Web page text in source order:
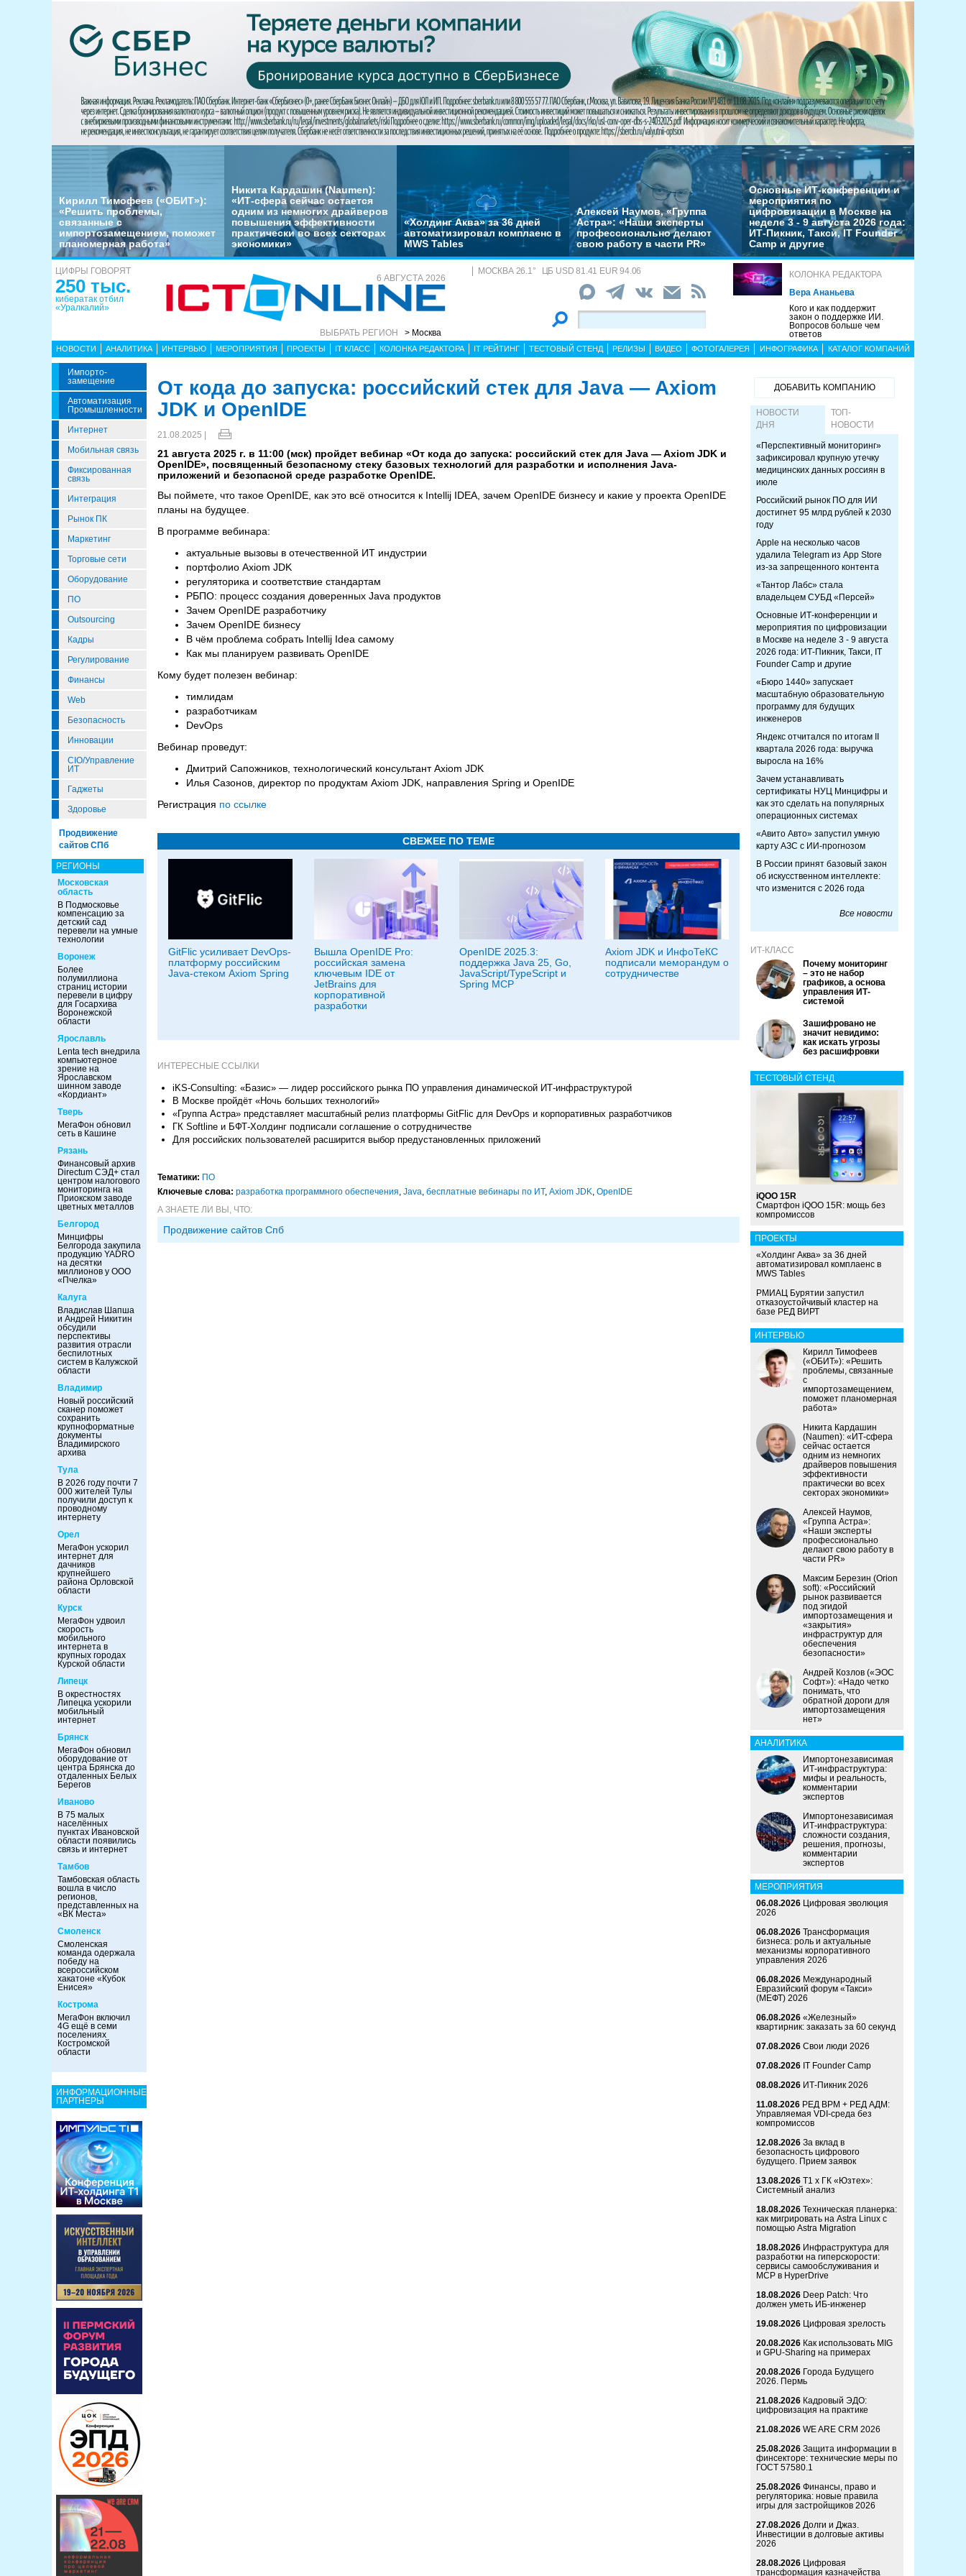
Кирилл Тимофеев («ОБИТ»):
«Решить проблемы,
связанные с
импортозамещением, поможет
планомерная работа»
Никита Кардашин (Naumen):
«ИТ-сфера сейчас остается
одним из немногих драйверов
повышения эффективности
практически во всех секторах
экономики»
«Холдинг Аква» за 36 дней
автоматизировал комплаенс в
MWS Tables
Алексей Наумов, «Группа
Астра»: «Наши эксперты
профессионально делают
свою работу в части PR»
Основные ИТ-конференции и
мероприятия по
цифровизации в Москве на
неделе 3 - 9 августа 2026 года:
ИТ-Пикник, Такси, IT Founder
Camp и другие
ЦИФРЫ ГОВОРЯТ
250 тыс.
кибератак отбил
«Уралкалий»
6 АВГУСТА 2026
ВЫБРАТЬ РЕГИОН > Москва
МОСКВА 26.1° ЦБ USD 81.41 EUR 94.06
КОЛОНКА РЕДАКТОРА
Вера Ананьева
Кого и как поддержит
закон о поддержке ИИ.
Вопросов больше чем
ответов
НОВОСТИ АНАЛИТИКА ИНТЕРВЬЮ МЕРОПРИЯТИЯ ПРОЕКТЫ IT КЛАСС КОЛОНКА РЕДАКТОРА IT РЕЙТИНГ ТЕСТОВЫЙ СТЕНД РЕЛИЗЫ ВИДЕО ФОТОГАЛЕРЕЯ ИНФОГРАФИКА КАТАЛОГ КОМПАНИЙ
Импорто­
Замещение
Автоматизация
Промышленности
Интернет
Мобильная связь
Фиксированная
связь
Интеграция
Рынок ПК
Маркетинг
Торговые сети
Оборудование
ПО
Outsourcing
Кадры
Регулирование
Финансы
Web
Безопасность
Инновации
CIO/Управление
ИТ
Гаджеты
Здоровье
Продвижение
сайтов СПб
РЕГИОНЫ
Московская
область
В Подмосковье
компенсацию за
детский сад
перевели на умные
технологии
Воронеж
Более
полумиллиона
страниц истории
перевели в цифру
для Госархива
Воронежской
области
Ярославль
Lenta tech внедрила
компьютерное
зрение на
Ярославском
шинном заводе
«Кордиант»
Тверь
МегаФон обновил
сеть в Кашине
Рязань
Финансовый архив
Directum СЭД+ стал
центром налогового
мониторинга на
Приокском заводе
цветных металлов
Белгород
Минцифры
Белгорода закупила
продукцию YADRO
на десятки
миллионов у ООО
«Пчелка»
Калуга
Владислав Шапша
и Андрей Никитин
обсудили
перспективы
развития отрасли
беспилотных
систем в Калужской
области
Владимир
Новый российский
сканер поможет
сохранить
крупноформатные
документы
Владимирского
архива
Тула
В 2026 году почти 7
000 жителей Тулы
получили доступ к
проводному
интернету
Орел
МегаФон ускорил
интернет для
дачников
крупнейшего
района Орловской
области
Курск
МегаФон удвоил
скорость
мобильного
интернета в
крупных городах
Курской области
Липецк
В окрестностях
Липецка ускорили
мобильный
интернет
Брянск
МегаФон обновил
оборудование от
центра Брянска до
отдаленных Белых
Берегов
Иваново
В 75 малых
населённых
пунктах Ивановской
области появились
связь и интернет
Тамбов
Тамбовская область
вошла в число
регионов,
представленных на
«ВК Места»
Смоленск
Смоленская
команда одержала
победу на
всероссийском
хакатоне «Кубок
Енисея»
Кострома
МегаФон включил
4G ещё в семи
поселениях
Костромской
области
ИНФОРМАЦИОННЫЕ
ПАРТНЕРЫ
От кода до запуска: российский стек для Java — Axiom
JDK и OpenIDE
21.08.2025 |
21 августа 2025 г. в 11:00 (мск) пройдет вебинар «От кода до запуска: российский стек для Java — Axiom JDK и
OpenIDE», посвященный безопасному стеку базовых технологий для разработки и исполнения Java-
приложений и безопасной среде разработке OpenIDE.
Вы поймете, что такое OpenIDE, как это всё относится к Intellij IDEA, зачем OpenIDE бизнесу и какие у проекта OpenIDE
планы на будущее.
В программе вебинара:
актуальные вызовы в отечественной ИТ индустрии
портфолио Axiom JDK
регуляторика и соответствие стандартам
РБПО: процесс создания доверенных Java продуктов
Зачем OpenIDE разработчику
Зачем OpenIDE бизнесу
В чём проблема собрать Intellij Idea самому
Как мы планируем развивать OpenIDE
Кому будет полезен вебинар:
тимлидам
разработчикам
DevOps
Вебинар проведут:
Дмитрий Сапожников, технологический консультант Axiom JDK
Илья Сазонов, директор по продуктам Axiom JDK, направления Spring и OpenIDE
Регистрация по ссылке
СВЕЖЕЕ ПО ТЕМЕ
GitFlic усиливает DevOps-
платформу российским
Java-стеком Axiom Spring
Вышла OpenIDE Pro:
российская замена
ключевым IDE от
JetBrains для
корпоративной
разработки
OpenIDE 2025.3:
поддержка Java 25, Go,
JavaScript/TypeScript и
Spring MCP
Axiom JDK и ИнфоТеКС
подписали меморандум о
сотрудничестве
ИНТЕРЕСНЫЕ ССЫЛКИ
iKS-Consulting: «Базис» — лидер российского рынка ПО управления динамической ИТ-инфраструктурой
В Москве пройдёт «Ночь больших технологий»
«Группа Астра» представляет масштабный релиз платформы GitFlic для DevOps и корпоративных разработчиков
ГК Softline и БФТ-Холдинг подписали соглашение о сотрудничестве
Для российских пользователей расширится выбор предустановленных приложений
Тематики: ПО
Ключевые слова: разработка программного обеспечения, Java, бесплатные вебинары по ИТ, Axiom JDK, OpenIDE
А ЗНАЕТЕ ЛИ ВЫ, ЧТО:
Продвижение сайтов Спб
ДОБАВИТЬ КОМПАНИЮ
НОВОСТИ
ДНЯ
ТОП-
НОВОСТИ
«Перспективный мониторинг»
зафиксировал крупную утечку
медицинских данных россиян в
июле
Российский рынок ПО для ИИ
достигнет 95 млрд рублей к 2030
году
Apple на несколько часов
удалила Telegram из App Store
из-за запрещенного контента
«Тантор Лабс» стала
владельцем СУБД «Персей»
Основные ИТ-конференции и
мероприятия по цифровизации
в Москве на неделе 3 - 9 августа
2026 года: ИТ-Пикник, Такси, IT
Founder Camp и другие
«Бюро 1440» запускает
масштабную образовательную
программу для будущих
инженеров
Яндекс отчитался по итогам II
квартала 2026 года: выручка
выросла на 16%
Зачем устанавливать
сертификаты НУЦ Минцифры и
как это сделать на популярных
операционных системах
«Авито Авто» запустил умную
карту АЗС с ИИ-прогнозом
В России принят базовый закон
об искусственном интеллекте:
что изменится с 2026 года
Все новости
ИТ-КЛАСС
Почему мониторинг
– это не набор
графиков, а основа
управления ИТ-
системой
Зашифровано не
значит невидимо:
как искать угрозы
без расшифровки
ТЕСТОВЫЙ СТЕНД
iQOO 15R
Смартфон iQOO 15R: мощь без
компромиссов
ПРОЕКТЫ
«Холдинг Аква» за 36 дней
автоматизировал комплаенс в
MWS Tables
РМИАЦ Бурятии запустил
отказоустойчивый кластер на
базе РЕД ВИРТ
ИНТЕРВЬЮ
Кирилл Тимофеев
(«ОБИТ»): «Решить
проблемы, связанные
с
импортозамещением,
поможет планомерная
работа»
Никита Кардашин
(Naumen): «ИТ-сфера
сейчас остается
одним из немногих
драйверов повышения
эффективности
практически во всех
секторах экономики»
Алексей Наумов,
«Группа Астра»:
«Наши эксперты
профессионально
делают свою работу в
части PR»
Максим Березин (Orion
soft): «Российский
рынок развивается
под эгидой
импортозамещения и
«закрытия»
инфраструктур для
обеспечения
безопасности»
Андрей Козлов («ЭОС
Софт»): «Надо четко
понимать, что
обратной дороги для
импортозамещения
нет»
АНАЛИТИКА
Импортонезависимая
ИТ-инфраструктура:
мифы и реальность,
комментарии
экспертов
Импортонезависимая
ИТ-инфраструктура:
сложности создания,
решения, прогнозы,
комментарии
экспертов
МЕРОПРИЯТИЯ
06.08.2026 Цифровая эволюция
2026
06.08.2026 Трансформация
бизнеса: роль и актуальные
механизмы корпоративного
управления 2026
06.08.2026 Международный
Евразийский форум «Такси»
(МЕФТ) 2026
06.08.2026 «Железный»
квартирник: заказать за 60 секунд
07.08.2026 Свои люди 2026
07.08.2026 IT Founder Camp
08.08.2026 ИТ-Пикник 2026
11.08.2026 РЕД ВРМ + РЕД АДМ:
Управляемая VDI-среда без
компромиссов
12.08.2026 За вклад в
безопасность цифрового
будущего. Прием заявок
13.08.2026 Т1 x ГК «Юзтех»:
Системный анализ
18.08.2026 Техническая планерка:
как мигрировать на Astra Linux с
помощью Astra Migration
18.08.2026 Инфраструктура для
разработки на гиперскорости:
сервисы самообслуживания и
MCP в HyperDrive
18.08.2026 Deep Patch: Что
должен уметь ИБ-инженер
19.08.2026 Цифровая зрелость
20.08.2026 Как использовать MIG
и GPU-Sharing на примерах
20.08.2026 Города Будущего
2026. Пермь
21.08.2026 Кадровый ЭДО:
цифровизация на практике
21.08.2026 WE ARE CRM 2026
25.08.2026 Защита информации в
финсекторе: технические меры по
ГОСТ 57580.1
25.08.2026 Финансы, право и
регуляторика: новые правила
игры для застройщиков 2026
27.08.2026 Долги и Джаз.
Инвестиции в долговые активы
2026
28.08.2026 Цифровая
трансформация казначейства